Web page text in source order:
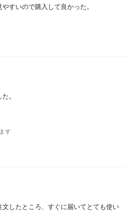
すいので購入して良かった。
。
す
したところ、すぐに届いてとても使い